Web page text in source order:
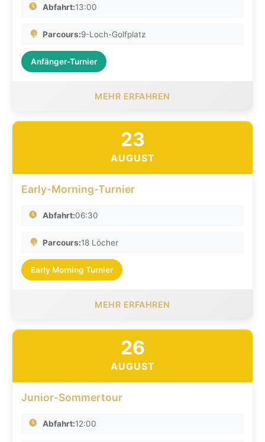
Abfahrt:13:00
Parcours:9-Loch-Golfplatz
Anfänger-Turnier
MEHR ERFAHREN
23
AUGUST
Early-Morning-Turnier
Abfahrt:06:30
Parcours:18 Löcher
Early Morning Turnier
MEHR ERFAHREN
26
AUGUST
Junior-Sommertour
Abfahrt:12:00